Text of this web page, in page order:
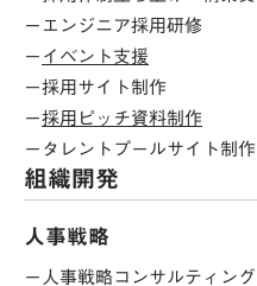
ーエンジニア採用研修
ーイベント支援
ー採用サイト制作
ー採用ピッチ資料制作
ータレントプールサイト制作
組織開発
人事戦略
ー人事戦略コンサルティング